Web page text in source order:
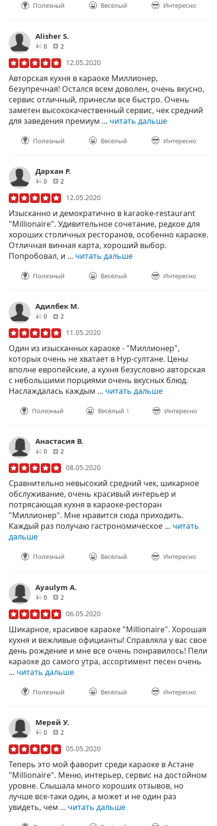
Полезный Весёлый Интересно
Alisher S.
0друзей
2
12.05.2020
Авторская кухня в караоке Миллионер,
безупречная! Остался всем доволен, очень вкусно,
сервис отличный, принесли все быстро. Очень
заметен высококачественный сервис, чек средний
для заведения премиум ... читать дальше
Полезный Весёлый Интересно
Дархан Р.
0друзей
2
12.05.2020
Изысканно и демократично в karaoke-restaurant
"Millionaire". Удивительное сочетание, редкое для
хороших столичных ресторанов, особенно караоке.
Отличная винная карта, хороший выбор.
Попробовал, и ... читать дальше
Полезный Весёлый Интересно
Адилбек М.
0друзей
2
11.05.2020
Один из изысканных караоке - "Миллионер",
которых очень не хватает в Нур-султане. Цены
вполне европейские, а кухня безусловно авторская
с небольшими порциями очень вкусных блюд.
Наслаждалась каждым ... читать дальше
Полезный Весёлый 1 Интересно
Анастасия В.
0друзей
2
08.05.2020
Сравнительно невысокий средний чек, шикарное
обслуживание, очень красивый интерьер и
потрясающая кухня в караоке-ресторан
"Миллионер". Мне нравится сюда приходить.
Каждый раз получаю гастрономическое ... читать
дальше
Полезный Весёлый Интересно
Ayaulym A.
0друзей
2
06.05.2020
Шикарное, красивое караоке "Millionaire". Хорошая
кухня и вежливые официанты! Справляла у вас свое
день рождение и мне все очень понравилось! Пели
караоке до самого утра, ассортимент песен очень
... читать дальше
Полезный Весёлый Интересно
Мерей У.
0друзей
2
05.05.2020
Теперь это мой фаворит среди караоке в Астане
"Millionaire". Меню, интерьер, сервис на достойном
уровне. Слышала много хороших отзывов, но
лучше все-таки один, а может и не один раз
увидеть, чем ... читать дальше